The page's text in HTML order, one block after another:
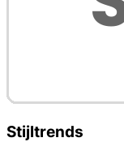
Stijltrends